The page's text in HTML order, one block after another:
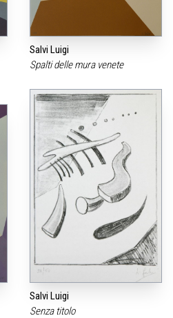
Salvi Luigi
Spalti delle mura venete
Salvi Luigi
Senza titolo